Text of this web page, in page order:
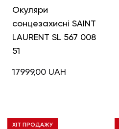
Окуляри
сонцезахисні SAINT
LAURENT SL 567 008
51
17999,00 UAH
ХІТ ПРОДАЖУ